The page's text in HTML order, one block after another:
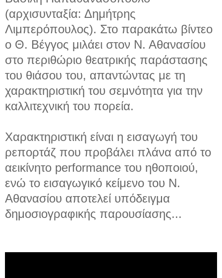
(αρχισυνταξία: Δημήτρης
Λιμπερόπουλος). Στο παρακάτω βίντεο
ο Θ. Βέγγος μιλάει στον Ν. Αθανασίου
στο περιθώριο θεατρικής παράστασης
του θιάσου του, απαντώντας με τη
χαρακτηριστική του σεμνότητα για την
καλλιτεχνική του πορεία.
Χαρακτηριστική είναι η εισαγωγή του
ρεπορτάζ που προβάλει πλάνα από το
αεικίνητο performance του ηθοποιού,
ενώ το εισαγωγικό κείμενο του Ν.
Αθανασίου αποτελεί υπόδειγμα
δημοσιογραφικής παρουσίασης...